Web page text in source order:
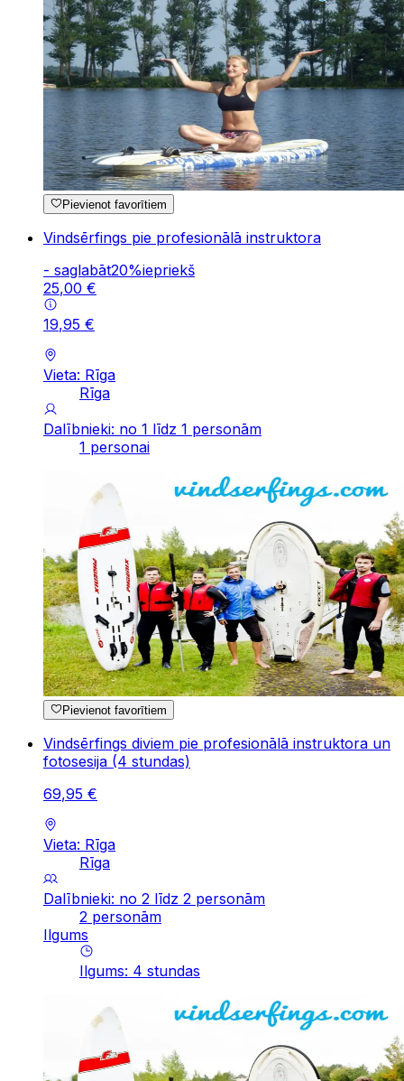
Pievienot favorītiem
Vindsērfings pie profesionālā instruktora
- saglabāt20%iepriekš
25,00 €
19,95 €
Vieta: Rīga
Rīga
Dalībnieki: no 1 līdz 1 personām
1 personai
Pievienot favorītiem
Vindsērfings diviem pie profesionālā instruktora un
fotosesija (4 stundas)
69,95 €
Vieta: Rīga
Rīga
Dalībnieki: no 2 līdz 2 personām
2 personām
Ilgums
Ilgums: 4 stundas